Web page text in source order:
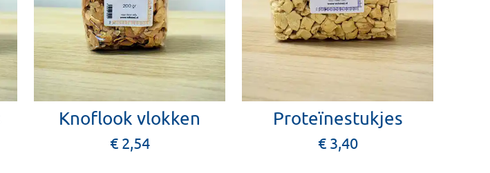
Knoflook vlokken
€ 2,54
Proteïnestukjes
€ 3,40